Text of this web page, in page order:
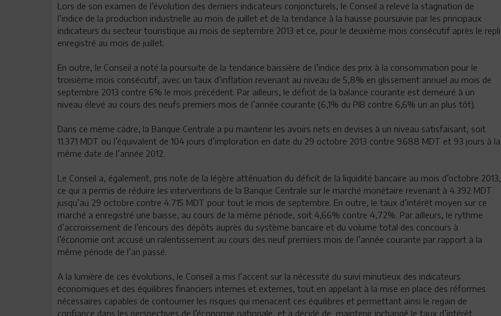
Lors de son examen de l’évolution des derniers indicateurs conjoncturels, le Conseil a relevé la stagnation de
l’indice de la production industrielle au mois de juillet et de la tendance à la hausse poursuivie par les principaux
indicateurs du secteur touristique au mois de septembre 2013 et ce, pour le deuxième mois consécutif après le repli
enregistré au mois de juillet.
En outre, le Conseil a noté la poursuite de la tendance baissière de l’indice des prix à la consommation pour le
troisième mois consécutif, avec un taux d’inflation revenant au niveau de 5,8% en glissement annuel au mois de
septembre 2013 contre 6% le mois précédent. Par ailleurs, le déficit de la balance courante est demeuré à un
niveau élevé au cours des neufs premiers mois de l’année courante (6,1% du PIB contre 6,6% un an plus tôt).
Dans ce même cadre, la Banque Centrale a pu maintenir les avoirs nets en devises à un niveau satisfaisant, soit
11.371 MDT ou l’équivalent de 104 jours d’imploration en date du 29 octobre 2013 contre 9.688 MDT et 93 jours à la
même date de l’année 2012.
Le Conseil a, également, pris note de la légère atténuation du déficit de la liquidité bancaire au mois d’octobre 2013,
ce qui a permis de réduire les interventions de la Banque Centrale sur le marché monétaire revenant à 4.392 MDT
jusqu’au 29 octobre contre 4.715 MDT pour tout le mois de septembre. En outre, le taux d’intérêt moyen sur ce
marché a enregistré une baisse, au cours de la même période, soit 4,66% contre 4,72%. Par ailleurs, le rythme
d’accroissement de l’encours des dépôts auprès du système bancaire et du volume total des concours à
l’économie ont accusé un ralentissement au cours des neuf premiers mois de l’année courante par rapport à la
même période de l’an passé.
A la lumière de ces évolutions, le Conseil a mis l’accent sur la nécessité du suivi minutieux des indicateurs
économiques et des équilibres financiers internes et externes, tout en appelant à la mise en place des réformes
nécessaires capables de contourner les risques qui menacent ces équilibres et permettant ainsi le regain de
confiance dans les perspectives de l’économie nationale, et a décidé de maintenir inchangé le taux d’intérêt